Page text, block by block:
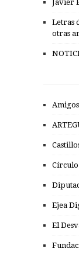
Javier
Letras
otras
Círculo
Ejea
El